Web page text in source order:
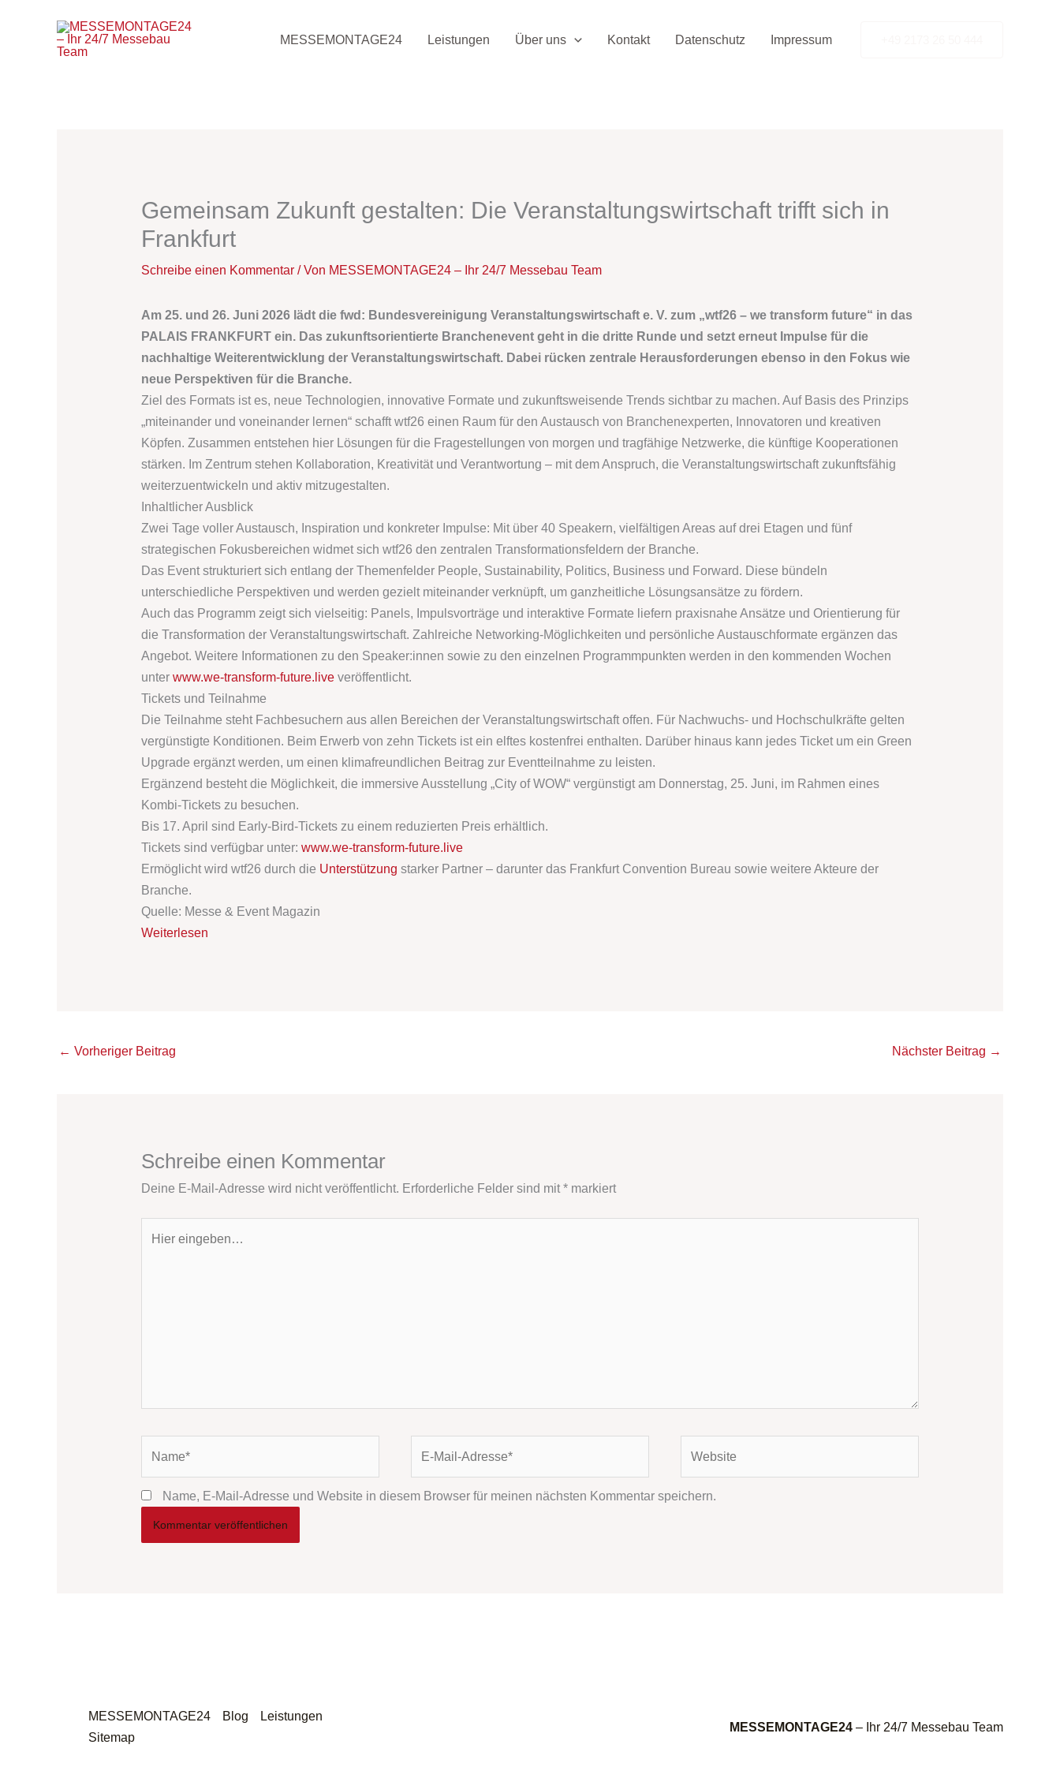
MESSEMONTAGE24 Leistungen Über uns Kontakt Datenschutz Impressum
Gemeinsam Zukunft gestalten: Die Veranstaltungswirtschaft trifft sich in
Frankfurt
Schreibe einen Kommentar / Von MESSEMONTAGE24 – Ihr 24/7 Messebau Team
Am 25. und 26. Juni 2026 lädt die fwd: Bundesvereinigung Veranstaltungswirtschaft e. V.zum „wtf26 – we transform future“ in das
PALAIS FRANKFURTein. Das zukunftsorientierte Branchenevent geht in die dritte Runde und setzt erneut Impulse für die
nachhaltige Weiterentwicklung der Veranstaltungswirtschaft. Dabei rücken zentrale Herausforderungen ebenso in den Fokus wie
neue Perspektiven für die Branche.
Ziel des Formats ist es, neue Technologien, innovative Formate und zukunftsweisende Trends sichtbar zu machen. Auf Basis des Prinzips
„miteinander und voneinander lernen“ schafft wtf26 einen Raum für den Austausch von Branchenexperten, Innovatoren und kreativen
Köpfen. Zusammen entstehen hier Lösungen für die Fragestellungen von morgen und tragfähige Netzwerke, die künftige Kooperationen
stärken. Im Zentrum stehen Kollaboration, Kreativität und Verantwortung – mit dem Anspruch, die Veranstaltungswirtschaft zukunftsfähig
weiterzuentwickeln und aktiv mitzugestalten.
Inhaltlicher Ausblick
Zwei Tage voller Austausch, Inspiration und konkreter Impulse: Mit über 40 Speakern, vielfältigen Areas auf drei Etagen und fünf
strategischen Fokusbereichen widmet sich wtf26 den zentralen Transformationsfeldern der Branche.
Das Event strukturiert sich entlang der Themenfelder People, Sustainability, Politics, Business und Forward. Diese bündeln
unterschiedliche Perspektiven und werden gezielt miteinander verknüpft, um ganzheitliche Lösungsansätze zu fördern.
Auch das Programm zeigt sich vielseitig: Panels, Impulsvorträge und interaktive Formate liefern praxisnahe Ansätze und Orientierung für
die Transformation der Veranstaltungswirtschaft. Zahlreiche Networking-Möglichkeiten und persönliche Austauschformate ergänzen das
Angebot. Weitere Informationen zu den Speaker:innen sowie zu den einzelnen Programmpunkten werden in den kommenden Wochen
unter www.we-transform-future.liveveröffentlicht.
Tickets und Teilnahme
Die Teilnahme steht Fachbesuchern aus allen Bereichen der Veranstaltungswirtschaft offen. Für Nachwuchs- und Hochschulkräfte gelten
vergünstigte Konditionen. Beim Erwerb von zehn Tickets ist ein elftes kostenfrei enthalten. Darüber hinaus kann jedes Ticket um ein Green
Upgrade ergänzt werden, um einen klimafreundlichen Beitrag zur Eventteilnahme zu leisten.
Ergänzend besteht die Möglichkeit, die immersive Ausstellung „City of WOW“ vergünstigt am Donnerstag, 25. Juni, im Rahmen eines
Kombi-Tickets zu besuchen.
Bis 17. April sind Early-Bird-Tickets zu einem reduzierten Preis erhältlich.
Tickets sind verfügbar unter: www.we-transform-future.live
Ermöglicht wird wtf26 durch die Unterstützung starker Partner – darunter das Frankfurt Convention Bureau sowie weitere Akteure der
Branche.
Quelle: Messe & Event Magazin
Weiterlesen
← Vorheriger Beitrag Nächster Beitrag →
Schreibe einen Kommentar
Deine E-Mail-Adresse wird nicht veröffentlicht. Erforderliche Felder sind mit *markiert
eingeben…
Adresse*
Name, E-Mail-Adresse und Website in diesem Browser für meinen nächsten Kommentar speichern.
MESSEMONTAGE24 Blog
Leistungen
Sitemap
MESSEMONTAGE24 – Ihr 24/7 Messebau Team